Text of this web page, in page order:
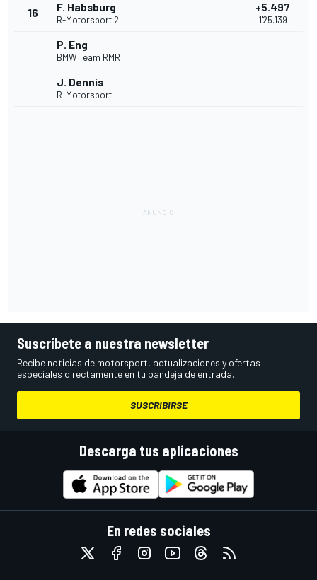
16 F. Habsburg
R-Motorsport 2
+5.497
1'25.139
P. Eng
BMW Team RMR
J. Dennis
R-Motorsport
Suscríbete a nuestra newsletter
Recibe noticias de motorsport, actualizaciones y ofertas
especiales directamente en tu bandeja de entrada.
SUSCRIBIRSE
Descarga tus aplicaciones
En redes sociales